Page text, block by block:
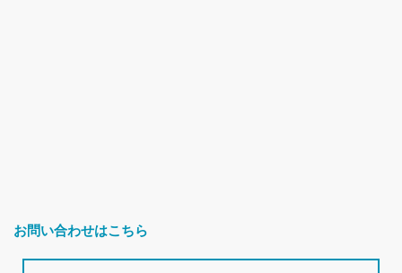
お問い合わせはこちら